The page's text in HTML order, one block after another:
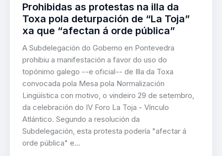
Prohibidas as protestas na illa da
Toxa pola deturpación de “La Toja”
xa que “afectan á orde pública”
A Subdelegación do Goberno en Pontevedra
prohibiu a manifestación a favor do uso do
topónimo galego --e oficial-- de Illa da Toxa
convocada pola Mesa pola Normalización
Lingüística con motivo, o vindeiro 29 de setembro,
da celebración do IV Foro La Toja - Vínculo
Atlántico. Segundo a resolución da
Subdelegación, esta protesta podería "afectar á
orde pública" e…